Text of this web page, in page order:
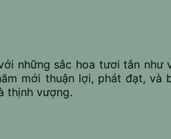
những sắc hoa tươi tắn
mới thuận lợi, phát đạt,
thịnh vượng.